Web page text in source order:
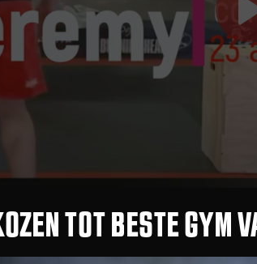
Play
TOT BESTE GYM